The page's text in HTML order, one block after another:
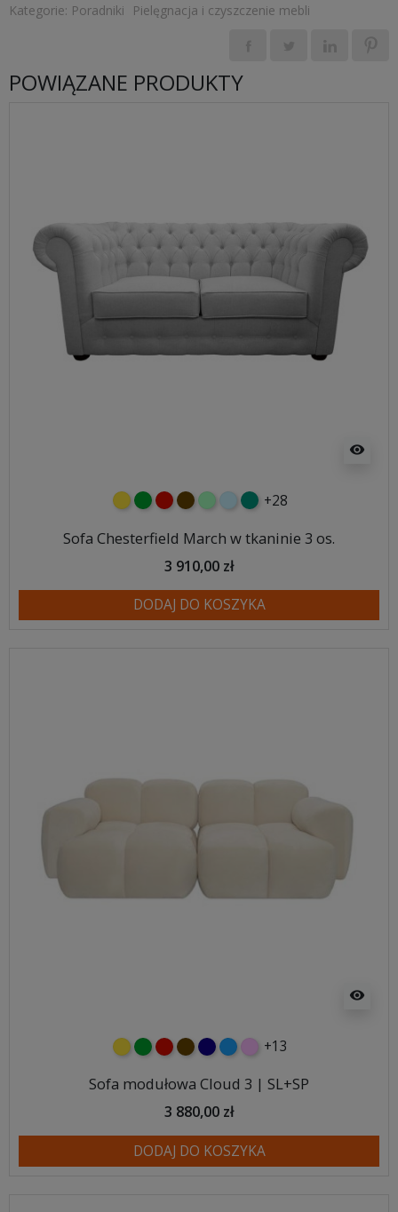
Kategorie: Poradniki Pielęgnacja i czyszczenie mebli
POWIĄZANE PRODUKTY
visibility
żółtyzielonyczerwony
czekoladowy
miętowybłękitny
turkusowy
+28
Sofa Chesterfield March w tkaninie 3 os.
3 910,00 zł
DODAJ DO KOSZYKA
visibility
żółtyzielonyczerwony
czekoladowy
granatowy
niebieski
różowy
+13
Sofa modułowa Cloud 3 | SL+SP
3 880,00 zł
DODAJ DO KOSZYKA